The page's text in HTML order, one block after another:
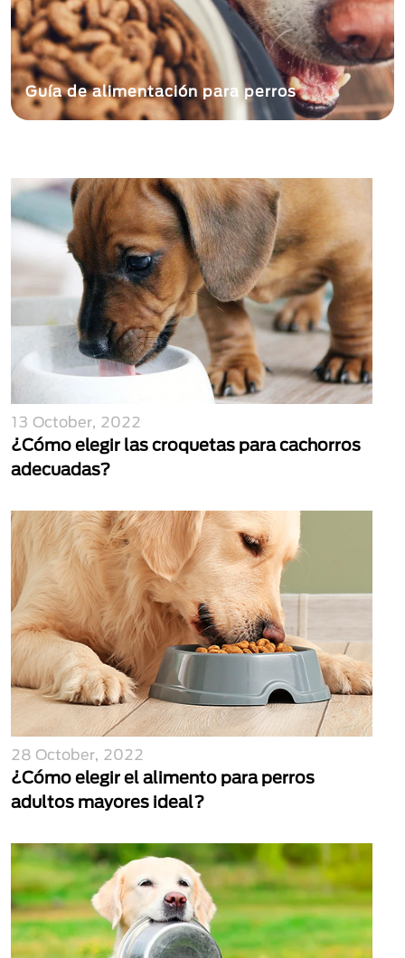
Guía de alimentación para perros
13 October, 2022
¿Cómo elegir las croquetas para cachorros
adecuadas?
28 October, 2022
¿Cómo elegir el alimento para perros
adultos mayores ideal?